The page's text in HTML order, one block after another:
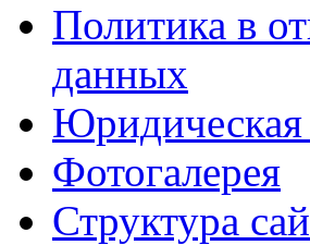
Политика в
данных
Фотогалерея
Структура